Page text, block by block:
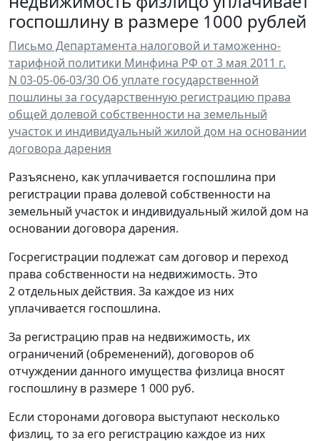
госпошлину в размере 1000 рублей
Письмо Департамента налоговой и таможенно-
тарифной политики Минфина РФ от 3 мая 2011 г.
N 03-05-06-03/30 Об уплате государственной
пошлины за государственную регистрацию права
общей долевой собственности на земельный
участок и индивидуальный жилой дом на основании
договора дарения
Разъяснено, как уплачивается госпошлина при
регистрации права долевой собственности на
земельный участок и индивидуальный жилой дом на
основании договора дарения.
Госрегистрации подлежат сам договор и переход
права собственности на недвижимость. Это
2 отдельных действия. За каждое из них
уплачивается госпошлина.
За регистрацию прав на недвижимость, их
ограничений (обременений), договоров об
отчуждении данного имущества физлица вносят
госпошлину в размере 1 000 руб.
Если сторонами договора выступают несколько
физлиц, то за его регистрацию каждое из них